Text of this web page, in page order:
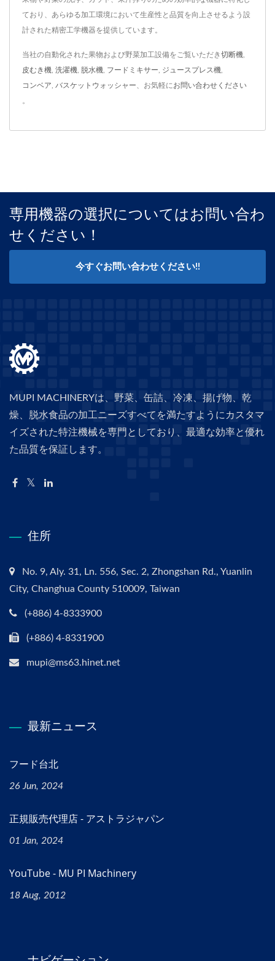
ており、あらゆる加工環境において生産性と品質を向上させるよう設
計された精密工学機器を提供しています。
当社の自動化された果物および野菜加工設備をご覧いただき切断機
皮むき機 洗濯機 脱水機 フードミキサー ジュースプレス機
コンベア バスケットウォッシャー 、お気軽にお問い合わせください
。
専用機器の選択についてはお問い合わ
せください！
今すぐお問い合わせください!!
MUPI MACHINERYは、野菜、缶詰、冷凍、揚げ物、乾
燥、脱水食品の加工ニーズすべてを満たすようにカスタマ
イズされた特注機械を専門としており、最適な効率と優れ
た品質を保証します。
住所
No. 9, Aly. 31, Ln. 556, Sec. 2, Zhongshan Rd., Yuanlin
City, Changhua County 510009, Taiwan
(+886) 4-8333900
(+886) 4-8331900
mupi@ms63.hinet.net
最新ニュース
フード台北
26 Jun, 2024
正規販売代理店 - アストラジャパン
01 Jan, 2024
YouTube - MU PI Machinery
18 Aug, 2012